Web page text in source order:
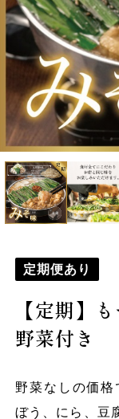
定期便あり
【定期】
野菜付き
野菜なしの価
ぼう、にら、豆